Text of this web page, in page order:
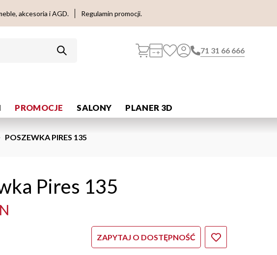
akcesoria i AGD. Regulamin promocji.
71 31 66 666
PROMOCJE SALONY PLANER 3D
POSZEWKA PIRES 135
Pires 135
ZAPYTAJ O DOSTĘPNOŚĆ